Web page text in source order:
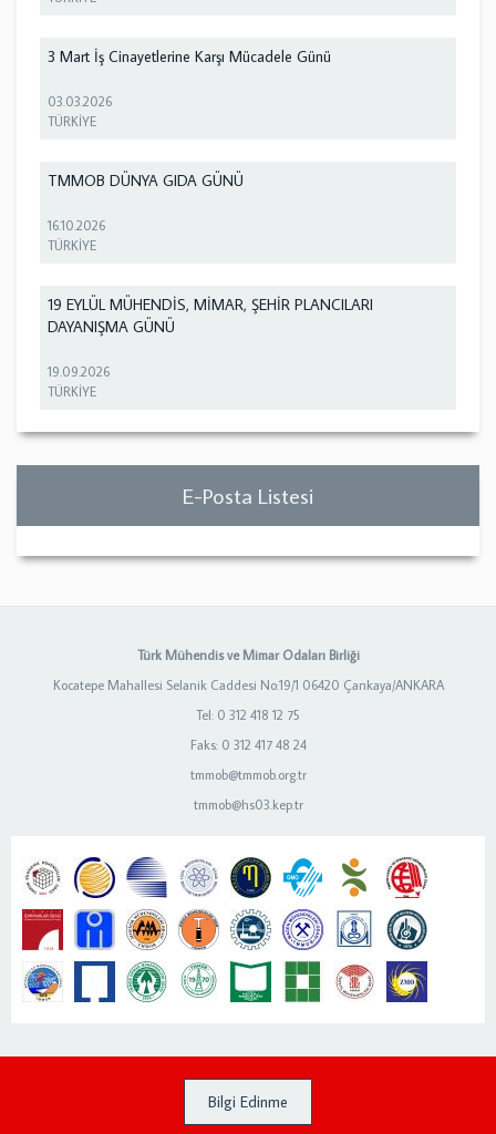
3 Mart İş Cinayetlerine Karşı Mücadele Günü
03.03.2026
TÜRKİYE
TMMOB DÜNYA GIDA GÜNÜ
16.10.2026
TÜRKİYE
19 EYLÜL MÜHENDİS, MİMAR, ŞEHİR PLANCILARI
DAYANIŞMA GÜNÜ
19.09.2026
TÜRKİYE
E-Posta Listesi
Türk Mühendis ve Mimar Odaları Birliği
Kocatepe Mahallesi Selanik Caddesi No:19/1 06420 Çankaya/ANKARA
Tel: 0 312 418 12 75
Faks: 0 312 417 48 24
tmmob@tmmob.org.tr
tmmob@hs03.kep.tr
Bilgi Edinme